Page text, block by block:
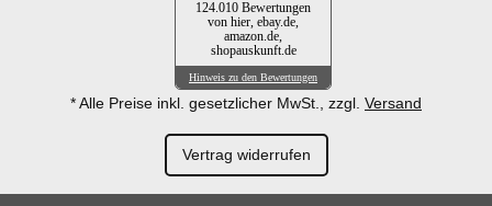
124.010 Bewertungen
von hier, ebay.de,
amazon.de,
shopauskunft.de
Hinweis zu den Bewertungen
* Alle Preise inkl. gesetzlicher MwSt., zzgl. Versand
Vertrag widerrufen